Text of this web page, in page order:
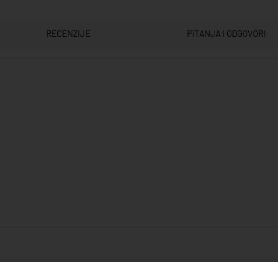
RECENZIJE PITANJA I ODGOVORI